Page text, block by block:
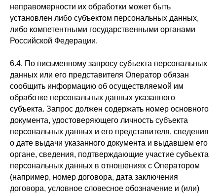
неправомерности их обработки может быть
установлен либо субъектом персональных данных,
либо компетентными государственными органами
Российской Федерации.
6.4. По письменному запросу субъекта персональных
данных или его представителя Оператор обязан
сообщить информацию об осуществляемой им
обработке персональных данных указанного
субъекта. Запрос должен содержать номер основного
документа, удостоверяющего личность субъекта
персональных данных и его представителя, сведения
о дате выдачи указанного документа и выдавшем его
органе, сведения, подтверждающие участие субъекта
персональных данных в отношениях с Оператором
(например, номер договора, дата заключения
договора, условное словесное обозначение и (или)